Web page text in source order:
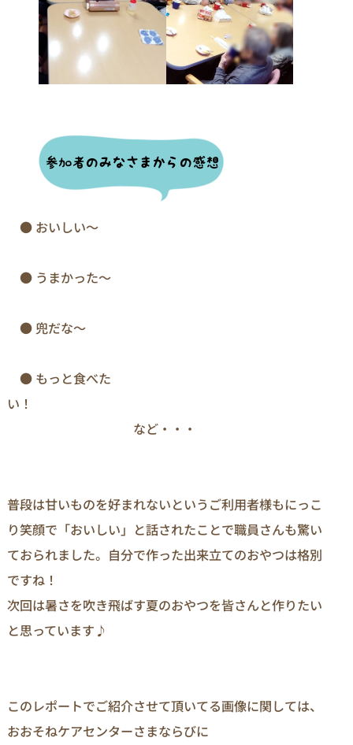
● おいしい～
● うまかった～
● 兜だな～
● もっと食べた
い！
など・・・
普段は甘いものを好まれないというご利用者様もにっこ
り笑顔で「おいしい」と話されたことで職員さんも驚い
ておられました。自分で作った出来立てのおやつは格別
ですね！
次回は暑さを吹き飛ばす夏のおやつを皆さんと作りたい
と思っています♪
このレポートでご紹介させて頂いてる画像に関しては、
おおそねケアセンターさまならびに